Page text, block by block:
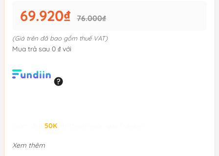
69.920₫ 76.000₫
(Giá trên đã bao gồm thuế VAT)
Mua trả sau 0 ₫ với
50K
Xem thêm